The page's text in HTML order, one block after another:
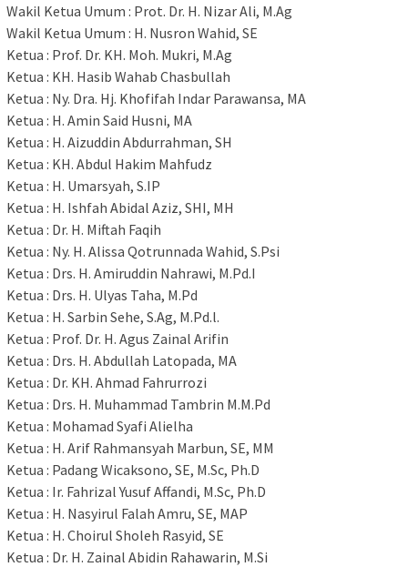
Wakil Ketua Umum : Prot. Dr. H. Nizar Ali, M.Ag
Wakil Ketua Umum : H. Nusron Wahid, SE
Ketua : Prof. Dr. KH. Moh. Mukri, M.Ag
Ketua : KH. Hasib Wahab Chasbullah
Ketua : Ny. Dra. Hj. Khofifah Indar Parawansa, MA
Ketua : H. Amin Said Husni, MA
Ketua : H. Aizuddin Abdurrahman, SH
Ketua : KH. Abdul Hakim Mahfudz
Ketua : H. Umarsyah, S.IP
Ketua : H. Ishfah Abidal Aziz, SHI, MH
Ketua : Dr. H. Miftah Faqih
Ketua : Ny. H. Alissa Qotrunnada Wahid, S.Psi
Ketua : Drs. H. Amiruddin Nahrawi, M.Pd.I
Ketua : Drs. H. Ulyas Taha, M.Pd
Ketua : H. Sarbin Sehe, S.Ag, M.Pd.l.
Ketua : Prof. Dr. H. Agus Zainal Arifin
Ketua : Drs. H. Abdullah Latopada, MA
Ketua : Dr. KH. Ahmad Fahrurrozi
Ketua : Drs. H. Muhammad Tambrin M.M.Pd
Ketua : Mohamad Syafi Alielha
Ketua : H. Arif Rahmansyah Marbun, SE, MM
Ketua : Padang Wicaksono, SE, M.Sc, Ph.D
Ketua : Ir. Fahrizal Yusuf Affandi, M.Sc, Ph.D
Ketua : H. Nasyirul Falah Amru, SE, MAP
Ketua : H. Choirul Sholeh Rasyid, SE
Ketua : Dr. H. Zainal Abidin Rahawarin, M.Si